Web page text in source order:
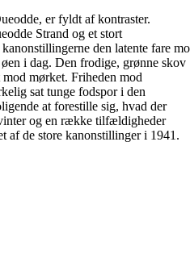
er fyldt af kontraster.
Strand og et stort
den latente fare
i dag. Den frodige, grønne skov
mørket. Friheden mod
sat tunge fodspor i den
at forestille sig, hvad der
og en række tilfældigheder
af de store kanonstillinger i 1941.